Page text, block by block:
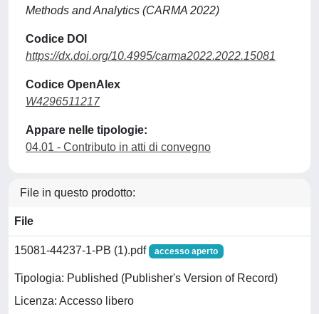
Methods and Analytics (CARMA 2022)
Codice DOI
https://dx.doi.org/10.4995/carma2022.2022.15081
Codice OpenAlex
W4296511217
Appare nelle tipologie:
04.01 - Contributo in atti di convegno
File in questo prodotto:
File
15081-44237-1-PB (1).pdf accesso aperto
Tipologia: Published (Publisher's Version of Record)
Licenza: Accesso libero